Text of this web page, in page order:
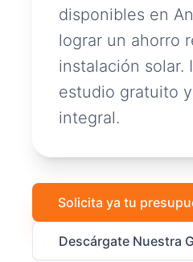
disponibles en
lograr un ahorro
instalación solar.
estudio gratuito
integral.
Solicita ya tu
Descárgate Nuestra